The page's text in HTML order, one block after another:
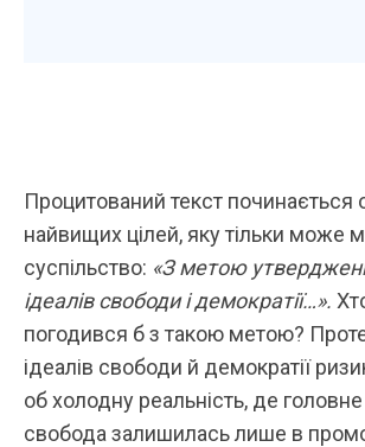
Процитований текст починається
найвищих цілей, яку тільки може
суспільство: «З метою
ідеалів свободи і демократії…».
погодився б з такою метою?
ідеалів свободи й демократії
об холодну реальність, де
свобода залишилась лише в